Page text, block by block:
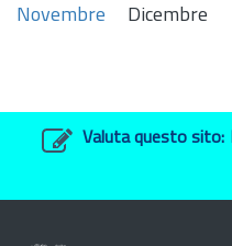
Novembre
Dicembre
Valuta questo sito: